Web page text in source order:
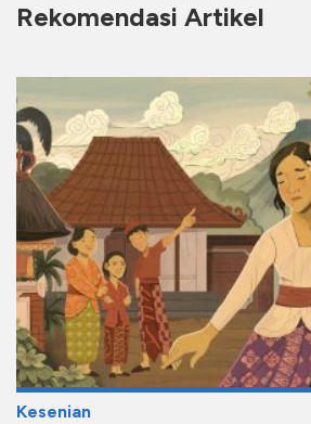
Rekomendasi Artikel
Kesenian